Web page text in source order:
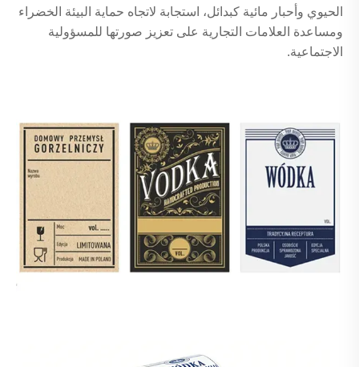
الحيوي وأحبار مائية كبدائل، استجابة لاتجاه حماية البيئة الخضراء
ومساعدة العلامات التجارية على تعزيز صورتها للمسؤولية
الاجتماعية.